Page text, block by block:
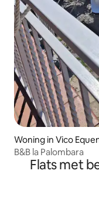
Woning in Vico
B&B la Palombara
Flats met